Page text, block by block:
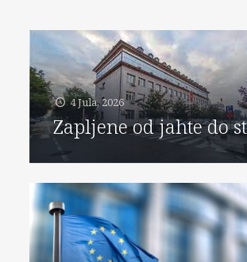
4 Jula, 2026
Zapljene od jahte do